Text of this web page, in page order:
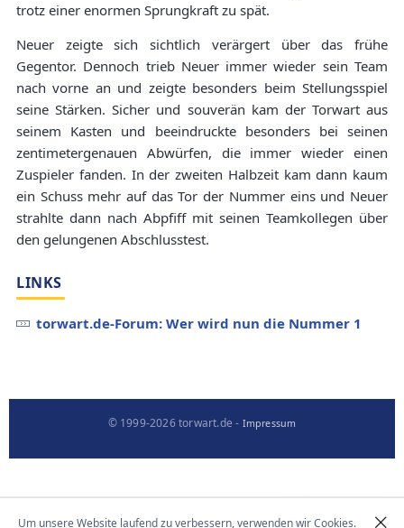
trotz einer enormen Sprungkraft zu spät.
Neuer zeigte sich sichtlich verärgert über das frühe
Gegentor. Dennoch trieb Neuer immer wieder sein Team
nach vorne an und zeigte besonders beim Stellungsspiel
seine Stärken. Sicher und souverän kam der Torwart aus
seinem Kasten und beeindruckte besonders bei seinen
zentimetergenauen Abwürfen, die immer wieder einen
Zuspieler fanden. In der zweiten Halbzeit kam dann kaum
ein Schuss mehr auf das Tor der Nummer eins und Neuer
strahlte dann nach Abpfiff mit seinen Teamkollegen über
den gelungenen Abschlusstest.
LINKS
torwart.de-Forum: Wer wird nun die Nummer 1
© 1999-2026 torwart.de - Impressum
Um unsere Website laufend zu verbessern, verwenden wir Cookies.